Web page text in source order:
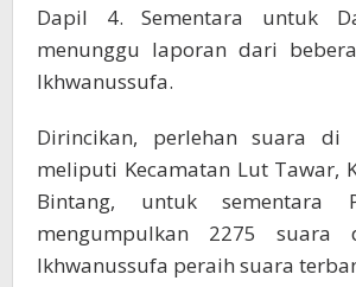
Dapil 4. Sementara untuk
menunggu laporan dari
Ikhwanussufa.
Dirincikan, perlehan suara
meliputi Kecamatan Lut Tawar,
Bintang, untuk sementara
mengumpulkan 2275 suara
Ikhwanussufa peraih suara